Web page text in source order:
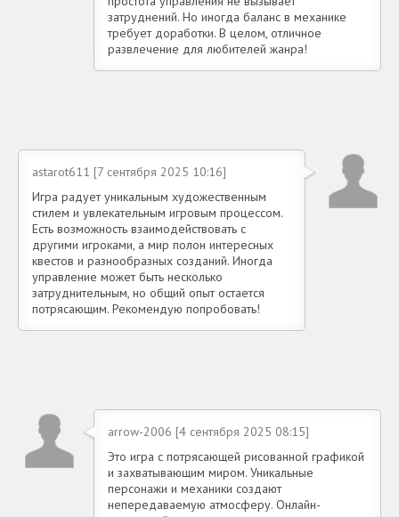
затруднений. Но иногда баланс в механике
требует доработки. В целом, отличное
развлечение для любителей жанра!
astarot611 [7 сентября 2025 10:16]
Игра радует уникальным художественным
стилем и увлекательным игровым процессом.
Есть возможность взаимодействовать с
другими игроками, а мир полон интересных
квестов и разнообразных созданий. Иногда
управление может быть несколько
затруднительным, но общий опыт остается
потрясающим. Рекомендую попробовать!
arrow-2006 [4 сентября 2025 08:15]
Это игра с потрясающей рисованной графикой
и захватывающим миром. Уникальные
персонажи и механики создают
непередаваемую атмосферу. Онлайн-